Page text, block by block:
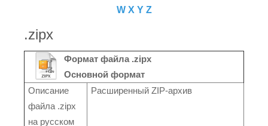
W X Y Z
.zipx
Формат файла .zipx
Основной формат
Описание
файла .zipx
на русском
Расширенный ZIP-архив